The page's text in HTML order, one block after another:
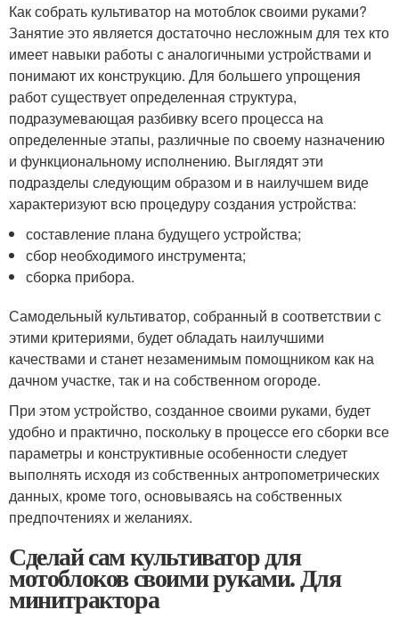
Как собрать культиватор на мотоблок своими руками?
Занятие это является достаточно несложным для тех кто
имеет навыки работы с аналогичными устройствами и
понимают их конструкцию. Для большего упрощения
работ существует определенная структура,
подразумевающая разбивку всего процесса на
определенные этапы, различные по своему назначению
и функциональному исполнению. Выглядят эти
подразделы следующим образом и в наилучшем виде
характеризуют всю процедуру создания устройства:
составление плана будущего устройства;
сбор необходимого инструмента;
сборка прибора.
Самодельный культиватор, собранный в соответствии с
этими критериями, будет обладать наилучшими
качествами и станет незаменимым помощником как на
дачном участке, так и на собственном огороде.
При этом устройство, созданное своими руками, будет
удобно и практично, поскольку в процессе его сборки все
параметры и конструктивные особенности следует
выполнять исходя из собственных антропометрических
данных, кроме того, основываясь на собственных
предпочтениях и желаниях.
Сделай сам культиватор для
мотоблоков своими руками. Для
минитрактора